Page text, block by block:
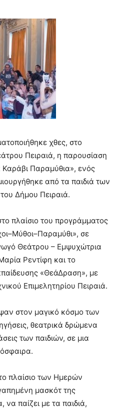
χθες, στο
Πειραιά, η παρουσίαση
Καράβι Παραμύθια», ενός
από τα παιδιά των
Δήμου Πειραιά.
πλαίσιο του προγράμματος
σε
Θεάτρου – Εμψυχώτρια
Ρεντίφη και το
«ΘεάΔραση», με
Επιμελητηρίου Πειραιά.
στον μαγικό κόσμο των
θεατρικά δρώμενα
των παιδιών, σε μια
πλαίσιο των Ημερών
μασκότ της
παίζει με τα παιδιά,